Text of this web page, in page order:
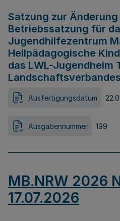
Satzung zur Änderung
Betriebssatzung für
Jugendhilfezentrum
Heilpädagogische
das LWL-Jugendheim
Ausfertigungsdatum
Ausgabennummer 199
MB.NRW 2026
17.07.2026